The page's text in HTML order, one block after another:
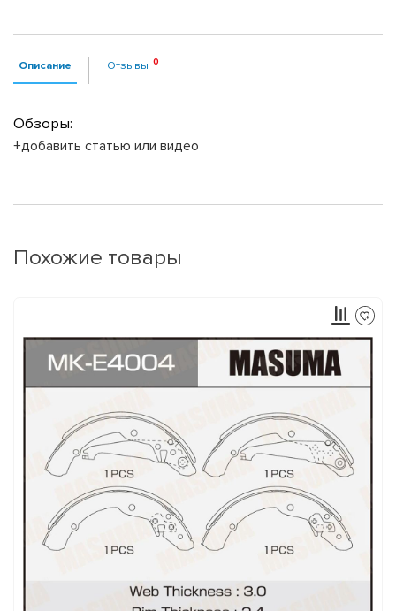
Описание Отзывы
Обзоры:
+добавить статью или видео
Похожие товары